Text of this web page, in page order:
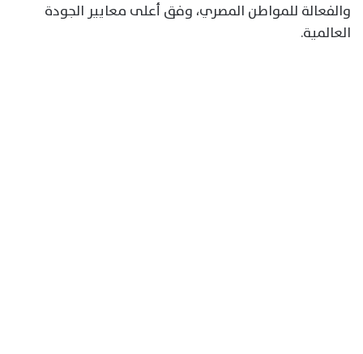
والفعالة للمواطن المصري، وفق أعلى معايير الجودة
العالمية.